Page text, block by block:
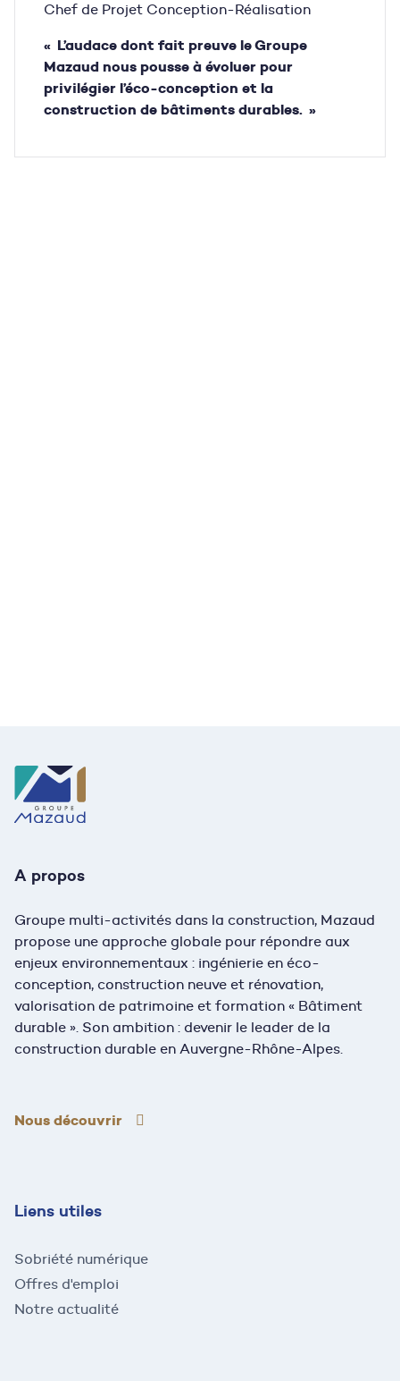
Chef de Projet Conception-Réalisation
« L’audace dont fait preuve le Groupe
Mazaud nous pousse à évoluer pour
privilégier l’éco-conception et la
construction de bâtiments durables. »
A propos
Groupe multi-activités dans la construction, Mazaud
propose une approche globale pour répondre aux
enjeux environnementaux : ingénierie en éco-
conception, construction neuve et rénovation,
valorisation de patrimoine et formation « Bâtiment
durable ». Son ambition : devenir le leader de la
construction durable en Auvergne-Rhône-Alpes.
Nous découvrir
Liens utiles
Sobriété numérique
Offres d'emploi
Notre actualité